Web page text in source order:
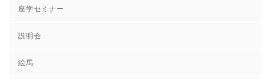
座学セミナー
説明会
絵馬